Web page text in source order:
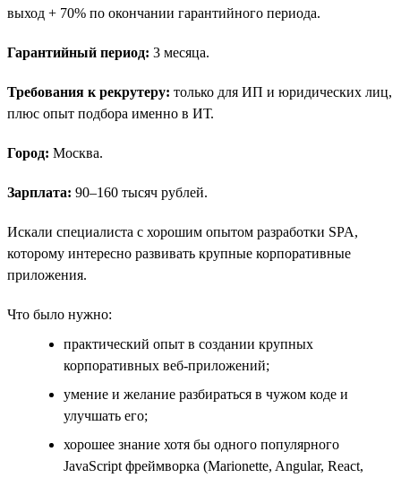
выход + 70% по окончании гарантийного периода.
Гарантийный период: 3 месяца.
Требования к рекрутеру: только для ИП и юридических лиц,
плюс опыт подбора именно в ИТ.
Город: Москва.
Зарплата: 90–160 тысяч рублей.
Искали специалиста с хорошим опытом разработки SPA,
которому интересно развивать крупные корпоративные
приложения.
Что было нужно:
практический опыт в создании крупных
корпоративных веб-приложений;
умение и желание разбираться в чужом коде и
улучшать его;
хорошее знание хотя бы одного популярного
JavaScript фреймворка (Marionette, Angular, React,